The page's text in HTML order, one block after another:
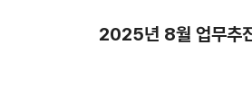
2025년 8월 업무추